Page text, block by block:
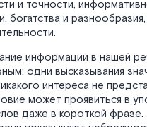
и точности,
богатства и
информации в нашей
одни высказывания
интереса не
может проявиться в
даже в короткой